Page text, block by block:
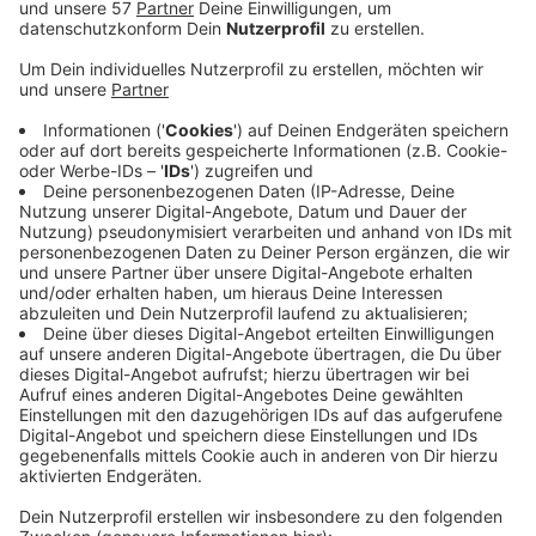
seien bei großen Bauvorhaben durchaus üblich. Es
Gutachterkosten von 26 Millionen Euro. Die Hälfte
Döppersberg-Umbau eingeplant. Falls die Stadt am
Ende mehr als die Hälfte zahlen muss, würde der
Döppersberg-Umbau nach aktuellem Stand
nochmal teurer als die rund 154 Millionen Euro, die
zuletzt eingeplant wurden.Die beiden neuen
Gebäude für das Infozentrum der Stadt und für
das Drogenberatungscafé Cosa werden laut
Slawig definitiv teurer als geplant - allein schon,
weil sich der Bau stark verzögert. Aber obwohl die
Gebäude am neuen Döppersberg entstehen,
werden sie von der Stadt nicht zum Döppersberg-
Umbau gezählt und erhöhen deshalb auch nicht
das Budget.
Veröffentlicht:Freitag, 08.11.2019 06:39